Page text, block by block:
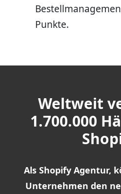
Punkte.
Weltweit
1.700.000
Als Shopify Agentur,
Unternehmen den